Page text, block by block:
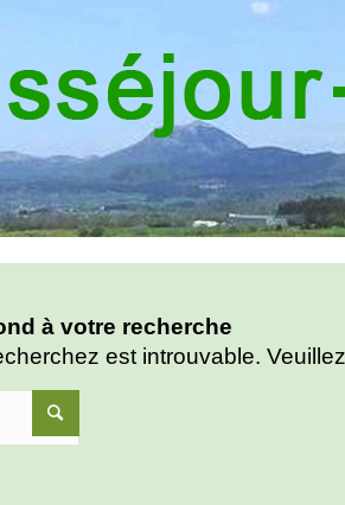
à votre recherche
est introuvable.